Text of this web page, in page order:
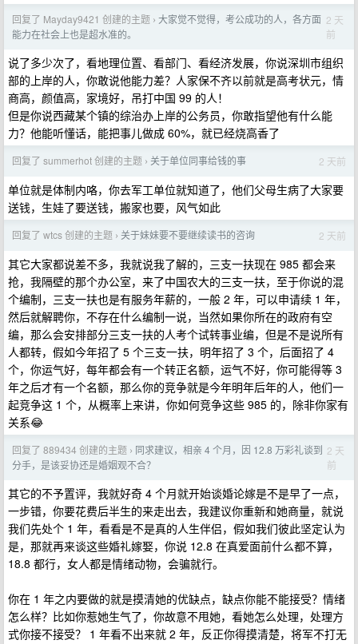
回复了 Mayday9421 创建的主题 › 大家觉不觉得，考公成功的人，各方面
能力在社会上也是超水准的。
2 天
前
说了多少次了，看地理位置、看部门、看经济发展，你说深圳市组织
部的上岸的人，你敢说他能力差？人家保不齐以前就是高考状元，情
商高，颜值高，家境好，吊打中国 99 的人！
但是你说西藏某个镇的综治办上岸的公务员，你敢指望他有什么能
力？他能听懂话，能把事儿做成 60%，就已经烧高香了
回复了 summerhot 创建的主题 › 关于单位同事给钱的事 2 天前
单位就是体制内咯，你去军工单位就知道了，他们父母生病了大家要
送钱，生娃了要送钱，搬家也要，风气如此
回复了 wtcs 创建的主题 › 关于妹妹要不要继续读书的咨询 2 天前
其它大家都说差不多，我就说我了解的，三支一扶现在 985 都会来
抢，我隔壁的那个办公室，来了中国农大的三支一扶，至于你说的混
个编制，三支一扶也是有服务年薪的，一般 2 年，可以申请续 1 年，
然后就解聘你，不存在什么编制一说，当然如果你所在的政府有空
编，那么会安排部分三支一扶的人考个试转事业编，但是不是说所有
人都转，假如今年招了 5 个三支一扶，明年招了 3 个，后面招了 4
个，你运气好，每年都会有一个转正名额，运气不好，你可能得等 3
年之后才有一个名额，那么你的竞争就是今年明年后年的人，他们一
起竞争这 1 个，从概率上来讲，你如何竞争这些 985 的，除非你家有
关系😂
回复了 889434 创建的主题 › 同求建议，相亲 4 个月，因 12.8 万彩礼谈到
分手，是该妥协还是婚姻观不合？
2 天
前
其它的不予置评，我就好奇 4 个月就开始谈婚论嫁是不是早了一点，
一步错，你要花费后半生的来走出去，我建议你重新和她商量，就说
我们先处个 1 年，看看是不是真的人生伴侣，假如我们彼此坚定认为
是，那就再来谈这些婚礼嫁娶，你说 12.8 在真爱面前什么都不算，
18.8 都行，女人都是情绪动物，会骗就行。
你在 1 年之内要做的就是摸清她的优缺点，缺点你能不能接受？情绪
怎么样？比如你惹她生气了，你故意不甩她，看她怎么处理，处理方
式你接不接受？ 1 年看不出来就 2 年，反正你得摸清楚，将军不打无